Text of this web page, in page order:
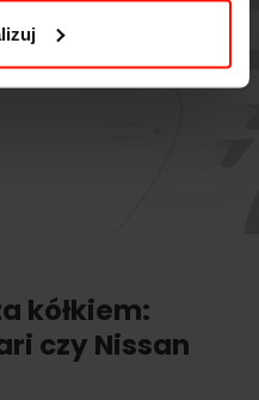
kółkiem:
czy Nissan